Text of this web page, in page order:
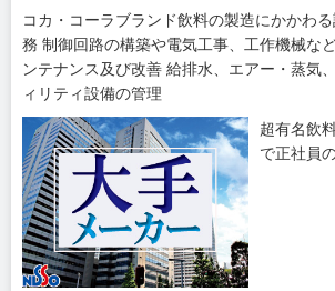
コカ・コーラブランド飲料の製造にかかわ
務 制御回路の構築や電気工事、工作機械な
ンテナンス及び改善 給排水、エアー・蒸気
ィリティ設備の管理
超有名飲
で正社員